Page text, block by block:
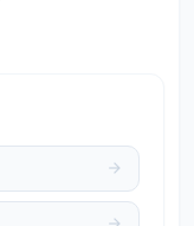
arrow_forward